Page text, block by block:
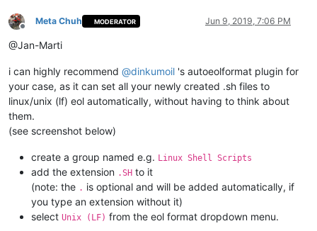
Offline
Meta Chuh MODERATOR Jun 9, 2019, 7:06 PM
@Jan-Marti
i can highly recommend @dinkumoil 's autoeolformat plugin for
your case, as it can set all your newly created .sh files to
linux/unix (lf) eol automatically, without having to think about
them.
(see screenshot below)
create a group named e.g. Linux Shell Scripts
add the extension .SH to it
(note: the . is optional and will be added automatically, if
you type an extension without it)
select Unix (LF) from the eol format dropdown menu.